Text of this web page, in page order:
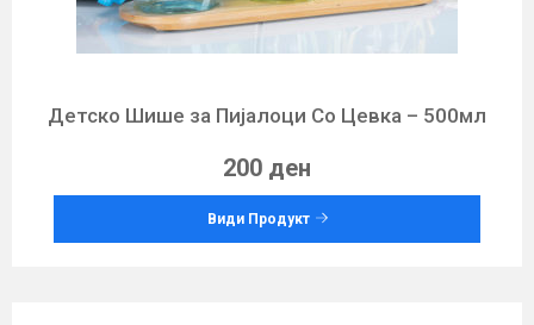
Детско Шише за Пијалоци Со Цевка – 500мл
200 ден
Види Продукт